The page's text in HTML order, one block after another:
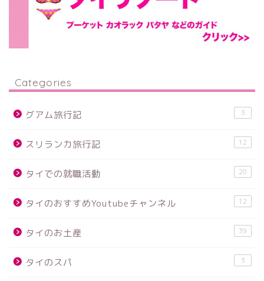
Categories
グアム旅行記 3
スリランカ旅行記 12
タイでの就職活動 20
タイのおすすめYoutubeチャンネル 12
タイのお土産 39
タイのスパ 3